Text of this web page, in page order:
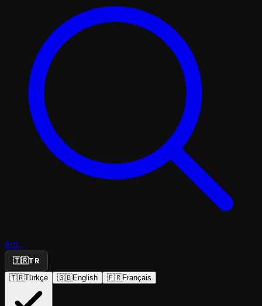
Ara...
🇹🇷TR
🇹🇷Türkçe 🇬🇧English 🇫🇷Français